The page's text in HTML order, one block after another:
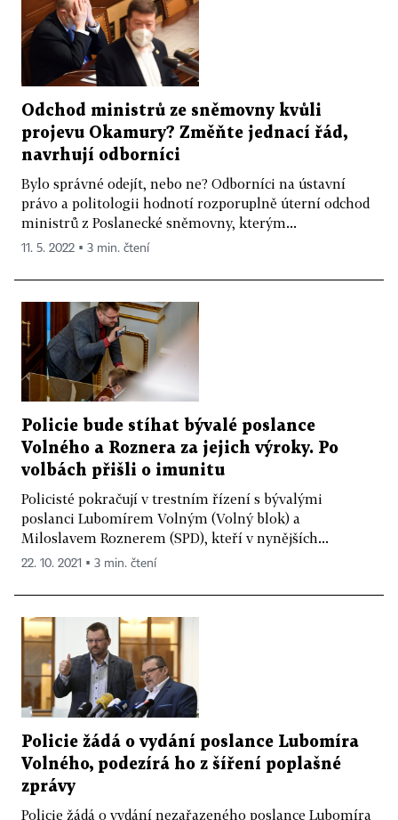
Odchod ministrů ze sněmovny kvůli
projevu Okamury? Změňte jednací řád,
navrhují odborníci
Bylo správné odejít, nebo ne? Odborníci na ústavní
právo a politologii hodnotí rozporuplně úterní odchod
ministrů z Poslanecké sněmovny, kterým...
11. 5. 2022 ▪ 3 min. čtení
Policie bude stíhat bývalé poslance
Volného a Roznera za jejich výroky. Po
volbách přišli o imunitu
Policisté pokračují v trestním řízení s bývalými
poslanci Lubomírem Volným (Volný blok) a
Miloslavem Roznerem (SPD), kteří v nynějších...
22. 10. 2021 ▪ 3 min. čtení
Policie žádá o vydání poslance Lubomíra
Volného, podezírá ho z šíření poplašné
zprávy
Policie žádá o vydání nezařazeného poslance Lubomíra